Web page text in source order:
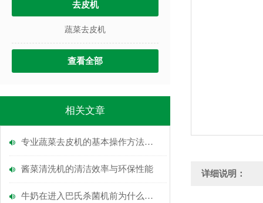
去皮机
蔬菜去皮机
查看全部
相关文章
专业蔬菜去皮机的基本操作方法介绍
酱菜清洗机的清洁效率与环保性能
牛奶在进入巴氏杀菌机前为什么要进行脱气处理
详细说明：